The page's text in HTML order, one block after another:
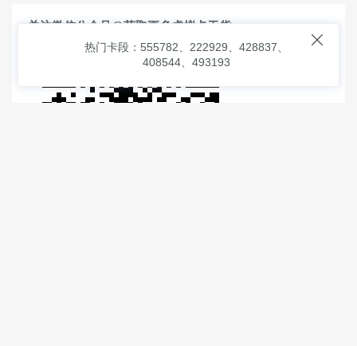
关注微信公众号@获取更多虚拟卡干货

热门卡段：555782、222929、428837、
408544、493193